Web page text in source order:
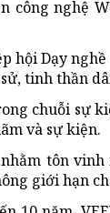
công nghệ
hội Dạy
tinh thần
chuỗi sự
và sự kiện.
tôn
giới hạn